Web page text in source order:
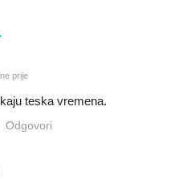
prije
teska vremena.
Odgovori